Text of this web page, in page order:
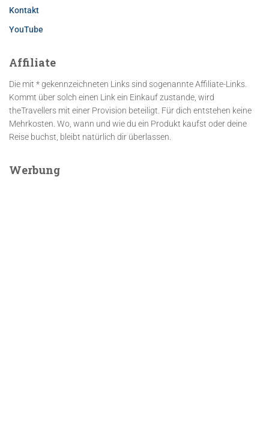
Kontakt
YouTube
Affiliate
Die mit * gekennzeichneten Links sind sogenannte Affiliate-Links.
Kommt über solch einen Link ein Einkauf zustande, wird
theTravellers mit einer Provision beteiligt. Für dich entstehen keine
Mehrkosten. Wo, wann und wie du ein Produkt kaufst oder deine
Reise buchst, bleibt natürlich dir überlassen.
Werbung